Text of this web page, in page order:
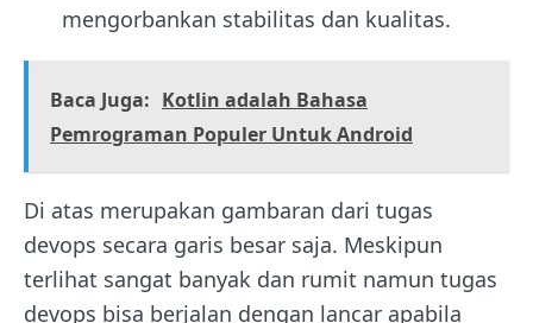
mengorbankan stabilitas dan kualitas.
Baca Juga: Kotlin adalah Bahasa
Pemrograman Populer Untuk Android
Di atas merupakan gambaran dari tugas
devops secara garis besar saja. Meskipun
terlihat sangat banyak dan rumit namun tugas
devops bisa berjalan dengan lancar apabila